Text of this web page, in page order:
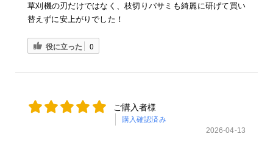
草刈機の刃だけではなく、枝切りバサミも綺麗に研げて買い
替えずに安上がりでした！
役に立った 0
ご購入者様
購入確認済み
2026-04-13